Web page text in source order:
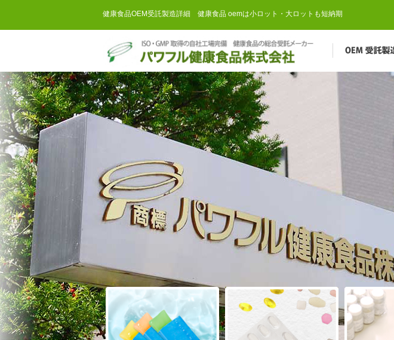
健康食品OEM受託製造詳細 健康食品 oemは小ロット・大ロットも短納期